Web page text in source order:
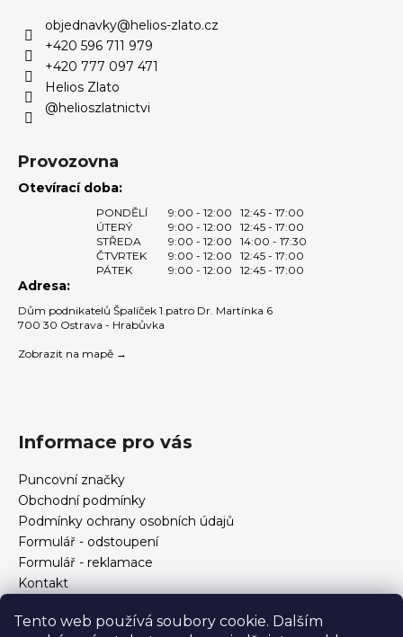
Tento web používá soubory cookie. Dalším
objednavky@helios-zlato.cz
+420 596 711 979
+420 777 097 471
Helios Zlato
@helioszlatnictvi
Provozovna
Otevírací doba:
PONDĚLÍ 9:00 - 12:00
12:45 - 17:00
ÚTERÝ
9:00 - 12:00
12:45 - 17:00
STŘEDA
9:00 - 12:00
14:00 - 17:30
ČTVRTEK
9:00 - 12:00
12:45 - 17:00
PÁTEK
9:00 - 12:00 12:45 - 17:00
Adresa:
Dům podnikatelů Špalíček 1.patro Dr. Martínka 6
700 30 Ostrava - Hrabůvka
Zobrazit na mapě →
Informace pro vás
Puncovní značky
Obchodní podmínky
Podmínky ochrany osobních údajů
Formulář - odstoupení
Formulář - reklamace
Kontakt
Jak vybrat šperky?